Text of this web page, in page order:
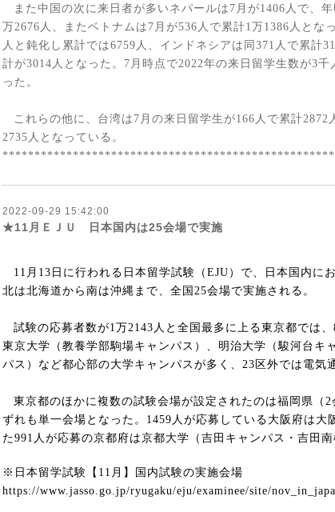
また中国の次に来日者が多いネパールは 7 月が1406 人で、
万2676 人、またベトナムは 7 月が536 人で累計1万1386 人とな
人と鈍化し累計では6759 人、インドネシアは同 371 人で累計
計が3014 人となった。 7 月時点で2022年の来日留学生数が3千
った。
これらの他に、台湾は 7 月の来日留学生が166 人で累計2872
2735 人となっている。
2022-09-29 15:42:00
★11月ＥＪＵ 日本国内は25会場で実施
11 月 13 日に行われる日本留学試験（ EJU ）で、日本国内に
北は北海道から南は沖縄まで、全国 25会場で実施される。
試験の応募者数が1万2143 人と全国最多に上る東京都では、
東京大学（教養学部駒場キャンパス）、明治大学（駿河台キ
パス）など都心部の大学キャンパスが多く、 23 区外では電気
東京都のほかに複数の試験会場が設定されたのは福岡県（ 2
ずれも単一会場となった。 1459 人が応募している大阪府は大
た991 人が応募の京都府は京都大学（吉田キャンパス・吉田
※ 日本留学試験【 11 月】国内試験の実施会場
https://www.jasso.go.jp/ryugaku/eju/examinee/site/